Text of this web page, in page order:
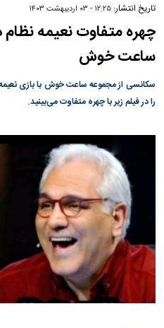
تاریخ انتشار:۱۲:۲۵ - ۰۳ ارديبهشت ۱۴۰۳
چهره متفاوت نعیمه
ساعت خوش
سکانسی از مجموعه ساعت خوش با بازی نعیمه
را در فیلم زیر با چهره متفاوت می‌بینید.